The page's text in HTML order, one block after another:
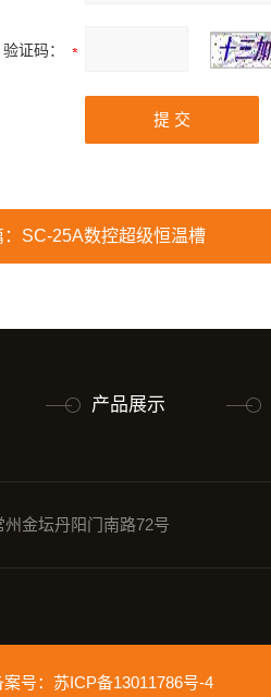
验证码：
SC-25A数控超级恒温槽
产品展示
州金坛丹阳门南路72号
号： 苏ICP备13011786号-4